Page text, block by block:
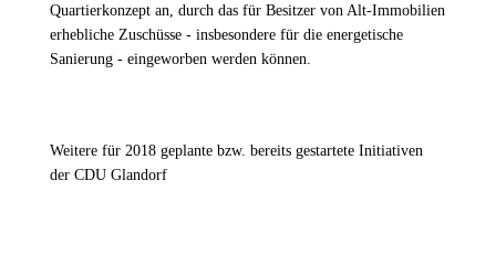
Quartierkonzept an, durch das für Besitzer von Alt-Immobilien
erhebliche Zuschüsse - insbesondere für die energetische
Sanierung - eingeworben werden können.
Weitere für 2018 geplante bzw. bereits gestartete Initiativen
der CDU Glandorf